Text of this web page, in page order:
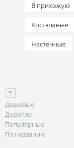
В прихожую
Костюмные
Настенные
Дешевые
Дорогие
Популярные
По названию